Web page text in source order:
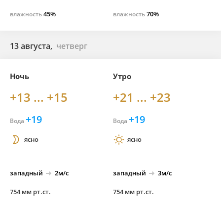
влажность45% влажность70%
13 августа, четверг
Ночь
+13 ... +15
Вода +19
ясно
западный 2м/с
754 мм рт.ст.
Утро
+21 ... +23
Вода +19
ясно
западный 3м/с
754 мм рт.ст.